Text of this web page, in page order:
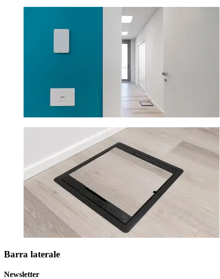
Barra laterale
Newsletter